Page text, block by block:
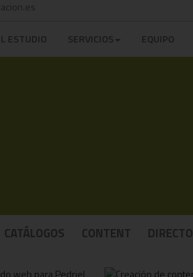
ESTUDIO SERVICIOS EQUIPO
CATÁLOGOS CONTENT DIRECTO